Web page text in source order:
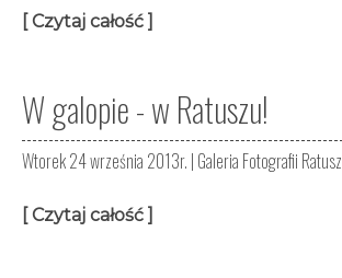
[ Czytaj całość ]
W galopie - w Ratuszu!
Wtorek 24 września 2013r. | Galeria Fotografii Ratusz
[ Czytaj całość ]